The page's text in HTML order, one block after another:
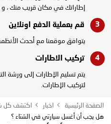
إطاراتك في مكان قريب منك ،
قم بعملية الدفع اونلاين
يتوافق موقعنا مع أحدث
تركيب الاطارات
يتم تسليم الإطارات إلى ورشة
لتركيب الإطارات.
الصفحة الرئيسية اخبار
اكتشف كل
هل يجب أن أغسل سيارتي في الشتاء ؟